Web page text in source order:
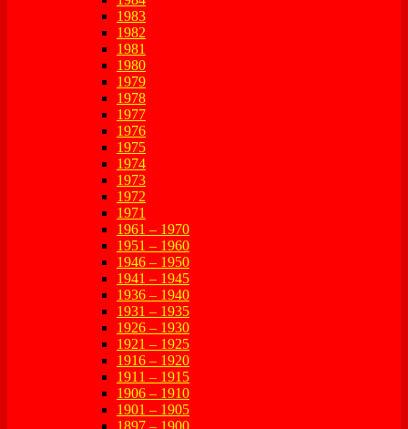
1983
1982
1981
1980
1979
1978
1977
1976
1975
1974
1973
1972
1971
1961 – 1970
1951 – 1960
1946 – 1950
1941 – 1945
1936 – 1940
1931 – 1935
1926 – 1930
1921 – 1925
1916 – 1920
1911 – 1915
1906 – 1910
1901 – 1905
1897 – 1900